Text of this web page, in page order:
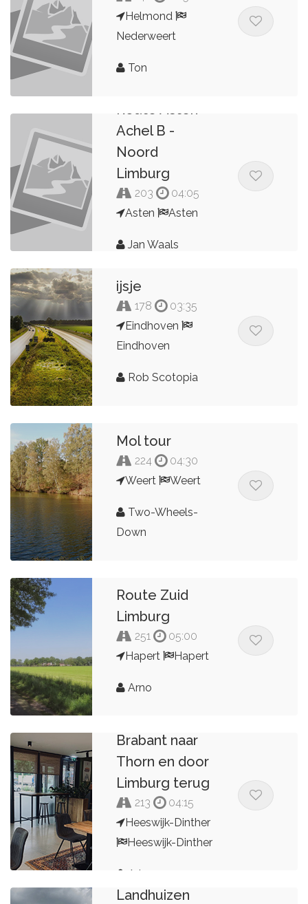
Helmond
Nederweert
Ton
Route Asten -
Achel B -
Noord
Limburg
203
04:05
Asten
Asten
Jan Waals
ijsje
178
03:35
Eindhoven
Eindhoven
Rob Scotopia
Mol tour
224
04:30
Weert
Weert
Two-Wheels-
Down
Route Zuid
Limburg
251
05:00
Hapert
Hapert
Arno
Brabant naar
Thorn en door
Limburg terug
213
04:15
Heeswijk-Dinther
Heeswijk-Dinther
Arjo
Kastelen en
Landhuizen